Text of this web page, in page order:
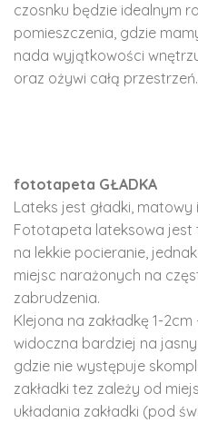
czosnku będzie idealnym
pomieszczenia, gdzie
nada wyjątkowości
oraz ożywi całą przestrzeń.
fototapeta GŁADKA
Lateks jest gładki,
Fototapeta lateksowa jest
na lekkie pocieranie,
miejsc narażonych na
zabrudzenia.
Klejona na zakładkę 1-
widoczna bardziej na
gdzie nie występuje
zakładki tez zależy od
układania zakładki (pod